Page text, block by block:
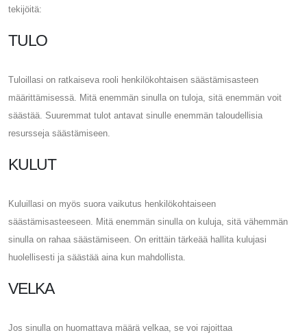
tekijöitä:
TULO
Tuloillasi on ratkaiseva rooli henkilökohtaisen säästämisasteen
määrittämisessä. Mitä enemmän sinulla on tuloja, sitä enemmän voit
säästää. Suuremmat tulot antavat sinulle enemmän taloudellisia
resursseja säästämiseen.
KULUT
Kuluillasi on myös suora vaikutus henkilökohtaiseen
säästämisasteeseen. Mitä enemmän sinulla on kuluja, sitä vähemmän
sinulla on rahaa säästämiseen. On erittäin tärkeää hallita kulujasi
huolellisesti ja säästää aina kun mahdollista.
VELKA
Jos sinulla on huomattava määrä velkaa, se voi rajoittaa